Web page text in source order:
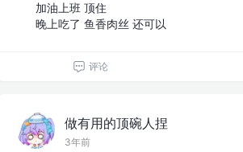
加油上班 顶住
晚上吃了 鱼香肉丝 还可以
评论
做有用的顶碗人捏
3年前